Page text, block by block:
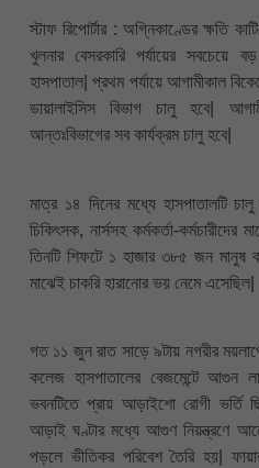
স্টাফ রিপোর্টার : অগ্নিকাণ্ডের ক্ষতি
খুলনার বেসরকারি পর্যায়ের সবচেয়ে
হাসপাতাল| প্রথম পর্যায়ে আগামীকাল
ডায়ালাইসিস বিভাগ চালু হবে|
আন্তঃবিভাগের সব কার্যক্রম চালু হবে|
মাত্র ১৪ দিনের মধ্যে হাসপাতালটি
চিকিৎসক, নার্সসহ কর্মকর্তা-
তিনটি শিফটে ১ হাজার ৩৮৫ জন মানুষ
মাঝেই চাকরি হারানোর ভয় নেমে এসেছিল|
গত ১১ জুন রাত সাড়ে ৯টায় নগরীর
কলেজ হাসপাতালের বেজমেন্টে আগুন
ভবনটিতে প্রায় আড়াইশো রোগী ভর্তি
আড়াই ঘণ্টার মধ্যে আগুণ নিয়ন্ত্রণে
পড়লে ভীতিকর পরিবেশ তৈরি হয়|